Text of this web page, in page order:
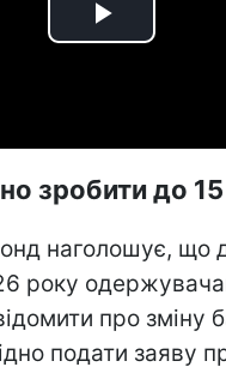
Play
зробити до
наголошує, що
року
про зміну
подати заяву